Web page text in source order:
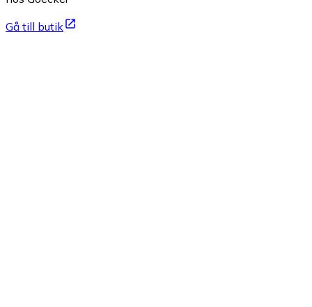
Gå till butik